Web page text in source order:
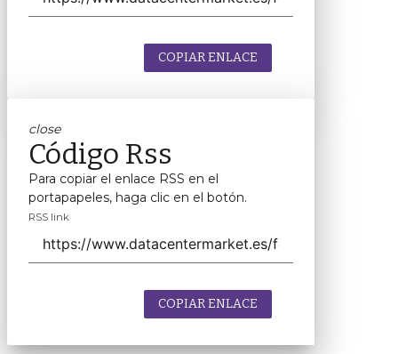
COPIAR ENLACE
close
Código Rss
Para copiar el enlace RSS en el
portapapeles, haga clic en el botón.
RSS link
COPIAR ENLACE